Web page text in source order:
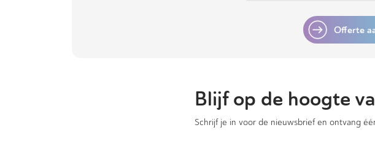
Offerte
Blijf op de hoogte
Schrijf je in voor de nieuwsbrief en ontvang